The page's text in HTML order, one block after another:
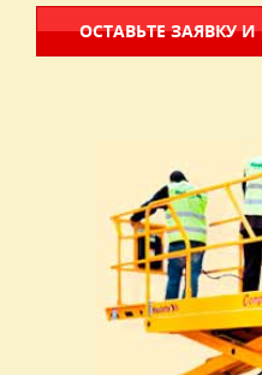
ОСТАВЬТЕ ЗАЯВКУ